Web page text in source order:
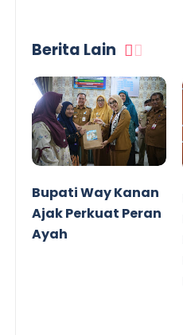
Berita Lain
Bupati Way Kanan
Ajak Perkuat Peran
Ayah